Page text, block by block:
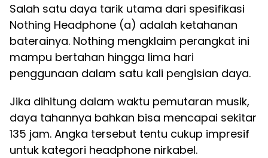
Salah satu daya tarik utama dari spesifikasi
Nothing Headphone (a) adalah ketahanan
baterainya. Nothing mengklaim perangkat ini
mampu bertahan hingga lima hari
penggunaan dalam satu kali pengisian daya.
Jika dihitung dalam waktu pemutaran musik,
daya tahannya bahkan bisa mencapai sekitar
135 jam. Angka tersebut tentu cukup impresif
untuk kategori headphone nirkabel.